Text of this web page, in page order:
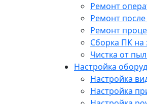
Ремонт
Ремонт после
Ремонт
Сборка ПК на
Чистка от
Настройка
Настройка
Настройка